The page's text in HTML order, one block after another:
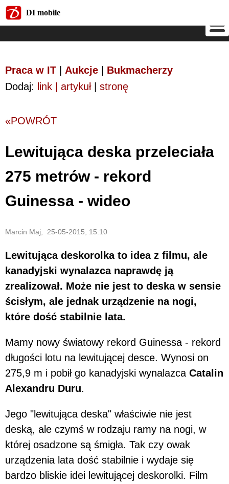
DI mobile
Praca w IT Aukcje
Bukmacherzy
Dodaj: link | artykuł| stronę
«POWRÓT
Lewitująca deska przeleciała
275 metrów - rekord
Guinessa - wideo
Marcin Maj, 25-05-2015, 15:10
Lewitująca deskorolka to idea z filmu, ale
kanadyjski wynalazca naprawdę ją
zrealizował. Może nie jest to deska w sensie
ścisłym, ale jednak urządzenie na nogi,
które dość stabilnie lata.
Mamy nowy światowy rekord Guinessa - rekord
długości lotu na lewitującej desce. Wynosi on
275,9 m i pobił go kanadyjski wynalazca Catalin
Alexandru Duru.
Jego "lewitująca deska" właściwie nie jest
deską, ale czymś w rodzaju ramy na nogi, w
której osadzone są śmigła. Tak czy owak
urządzenia lata dość stabilnie i wydaje się
bardzo bliskie idei lewitującej deskorolki. Film
DI mobile